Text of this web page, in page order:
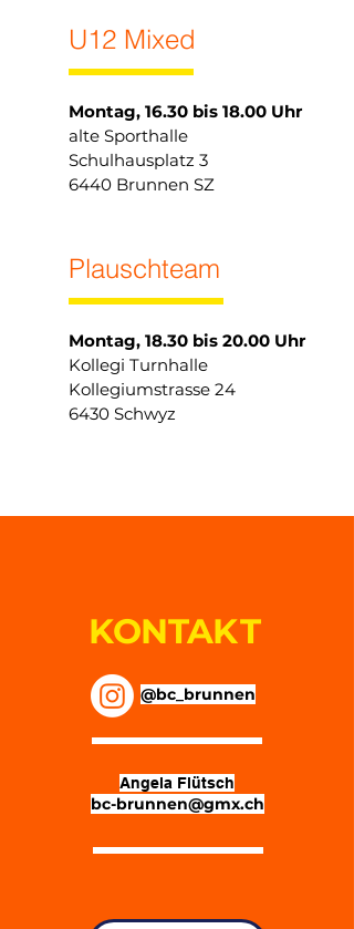
U12 Mixed
Montag, 16.30 bis 18.00 Uhr
alte Sporthalle
Schulhausplatz 3
6440 Brunnen SZ
Plauschteam
Montag, 18.30 bis 20.00 Uhr
Kollegi Turnhalle
Kollegiumstrasse 24
6430 Schwyz
KONTAKT
@bc_brunnen
Angela Flütsch
bc-brunnen@gmx.ch